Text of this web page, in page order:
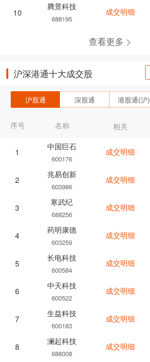
10
腾景科技
688195
成交明细
查看更多
沪深港通十大成交股
沪股通 深股通 港股通(沪)
序号 名称
1
中国巨石
600176
2
兆易创新
603986
3
寒武纪
688256
4
药明康德
603259
5
长电科技
600584
6
中天科技
600522
7
生益科技
600183
8
澜起科技
688008
相关
成交明细
成交明细
成交明细
成交明细
成交明细
成交明细
成交明细
成交明细